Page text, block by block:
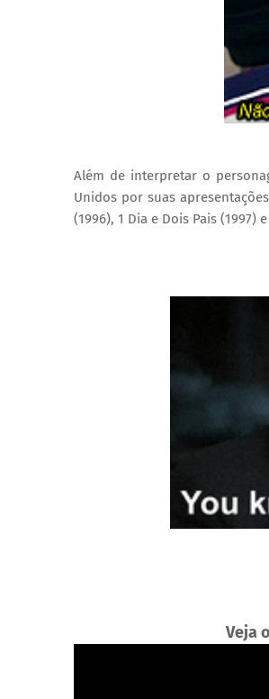
Além de interpretar o
Unidos por suas
(1996), 1 Dia e Dois Pais (1997)
Veja